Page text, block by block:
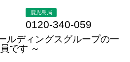
鹿児島局
0120-340-059
ルディングスグループの一
員です ～